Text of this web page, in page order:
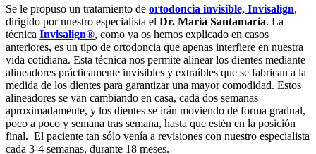
Se le propuso un tratamiento de ortodoncia invisible, Invisalign,
dirigido por nuestro especialista el Dr. Marià Santamaria. La
técnica Invisalign®, como ya os hemos explicado en casos
anteriores, es un tipo de ortodoncia que apenas interfiere en nuestra
vida cotidiana. Esta técnica nos permite alinear los dientes mediante
alineadores prácticamente invisibles y extraíbles que se fabrican a la
medida de los dientes para garantizar una mayor comodidad. Estos
alineadores se van cambiando en casa, cada dos semanas
aproximadamente, y los dientes se irán moviendo de forma gradual,
poco a poco y semana tras semana, hasta que estén en la posición
final. El paciente tan sólo venía a revisiones con nuestro especialista
cada 3-4 semanas, durante 18 meses.